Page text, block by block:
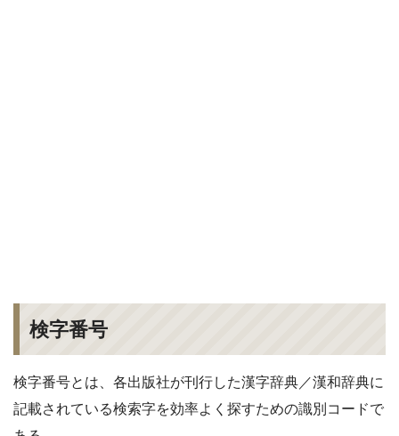
検字番号
検字番号とは、各出版社が刊行した漢字辞典／漢和辞典に
記載されている検索字を効率よく探すための識別コードで